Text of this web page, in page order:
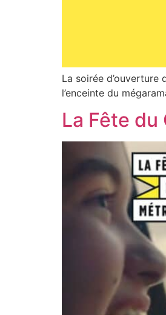
La soirée
l’enceinte du
La Fête